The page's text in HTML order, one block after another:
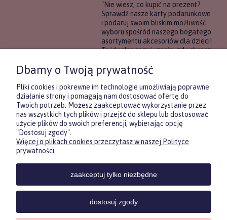
"Nie wiesz, co kupić na prezent?
Sprawdź nasze karty podarunkowe
i podaruj swoim bliskim możliwość
wyboru spośród naszego bogatego
asortymentu akcesoriów dla dzieci!
To idealne rozwiązanie, gdy chcesz
pewności, co będzie najbardziej
trafione.
DOWIEDZ SIĘ WIĘCEJ
KONTAKTPOMOC MOJE
Zasubskrybuj nasz newsletter
i otrzymaj5% rabatu na pierwszyzakup.
Twój email
Dbamy o Twoją prywatność
Pliki cookies i pokrewne im technologie umożliwiają poprawne
działanie strony i pomagają nam dostosować ofertę do
Twoich potrzeb. Możesz zaakceptować wykorzystanie przez
nas wszystkich tych plików i przejść do sklepu lub dostosować
użycie plików do swoich preferencji, wybierając opcję
"Dostosuj zgody".
Więcej o plikach cookies przeczytasz w naszej Polityce
prywatności.
zaakceptuj tylko niezbędne
dostosuj zgody